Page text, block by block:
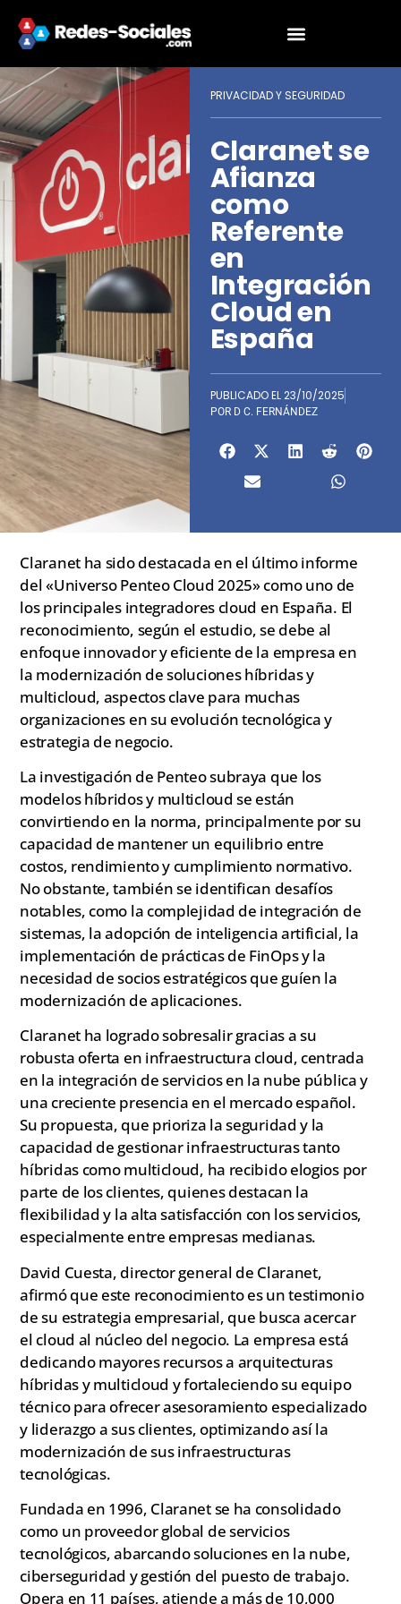
PRIVACIDAD Y SEGURIDAD
Claranet se
Afianza
como
Referente
en
Integración
Cloud en
España
PUBLICADO EL23/10/2025
POR D C. FERNÁNDEZ
Claranet ha sido destacada en el último informe
del «Universo Penteo Cloud 2025» como uno de
los principales integradores cloud en España. El
reconocimiento, según el estudio, se debe al
enfoque innovador y eficiente de la empresa en
la modernización de soluciones híbridas y
multicloud, aspectos clave para muchas
organizaciones en su evolución tecnológica y
estrategia de negocio.
La investigación de Penteo subraya que los
modelos híbridos y multicloud se están
convirtiendo en la norma, principalmente por su
capacidad de mantener un equilibrio entre
costos, rendimiento y cumplimiento normativo.
No obstante, también se identifican desafíos
notables, como la complejidad de integración de
sistemas, la adopción de inteligencia artificial, la
implementación de prácticas de FinOps y la
necesidad de socios estratégicos que guíen la
modernización de aplicaciones.
Claranet ha logrado sobresalir gracias a su
robusta oferta en infraestructura cloud, centrada
en la integración de servicios en la nube pública y
una creciente presencia en el mercado español.
Su propuesta, que prioriza la seguridad y la
capacidad de gestionar infraestructuras tanto
híbridas como multicloud, ha recibido elogios por
parte de los clientes, quienes destacan la
flexibilidad y la alta satisfacción con los servicios,
especialmente entre empresas medianas.
David Cuesta, director general de Claranet,
afirmó que este reconocimiento es un testimonio
de su estrategia empresarial, que busca acercar
el cloud al núcleo del negocio. La empresa está
dedicando mayores recursos a arquitecturas
híbridas y multicloud y fortaleciendo su equipo
técnico para ofrecer asesoramiento especializado
y liderazgo a sus clientes, optimizando así la
modernización de sus infraestructuras
tecnológicas.
Fundada en 1996, Claranet se ha consolidado
como un proveedor global de servicios
tecnológicos, abarcando soluciones en la nube,
ciberseguridad y gestión del puesto de trabajo.
Opera en 11 países, atiende a más de 10,000